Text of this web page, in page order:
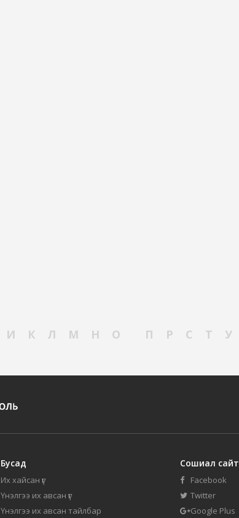
И К Л М Н О П Р С Т У
Бусад
Их хайсан үг
Үнэлгээ их авсан үг
Үнэлгээ их авсан тайлбар
Сошиал сайт
Facebook
Twitter
Google Plus